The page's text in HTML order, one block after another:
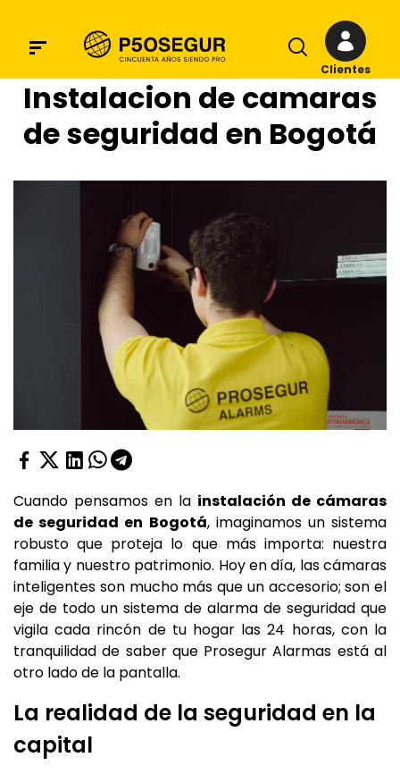
Clientes
Instalacion de camaras
de seguridad en Bogotá
Cuando pensamos en la instalación de cámaras
de seguridad en Bogotá, imaginamos un sistema
robusto que proteja lo que más importa: nuestra
familia y nuestro patrimonio. Hoy en día, las cámaras
inteligentes son mucho más que un accesorio; son el
eje de todo un sistema de alarma de seguridad que
vigila cada rincón de tu hogar las 24 horas, con la
tranquilidad de saber que Prosegur Alarmas está al
otro lado de la pantalla.
La realidad de la seguridad en la
capital